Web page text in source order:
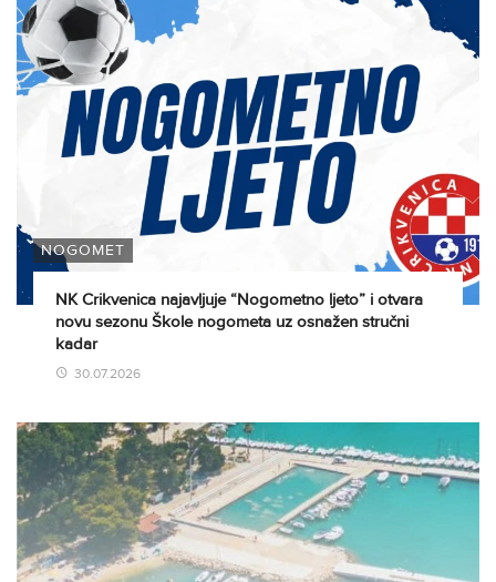
NOGOMET
NK Crikvenica najavljuje “Nogometno ljeto” i otvara
novu sezonu Škole nogometa uz osnažen stručni
kadar
30.07.2026